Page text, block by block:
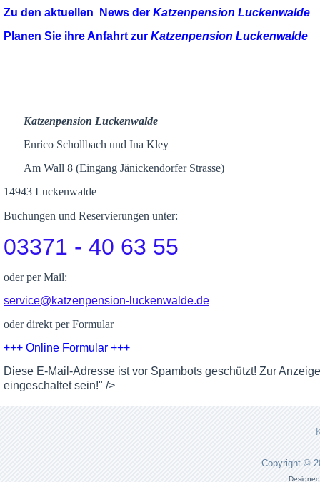
Zu den aktuellen News der Katzenpension Luckenwalde
Planen Sie ihre Anfahrt zur Katzenpension Luckenwalde
Katzenpension Luckenwalde
Enrico Schollbach und Ina Kley
Am Wall 8 (Eingang Jänickendorfer Strasse)
14943 Luckenwalde
Buchungen und Reservierungen unter:
03371 - 40 63 55
oder per Mail:
service@katzenpension-luckenwalde.de
oder direkt per Formular
+++ Online Formular +++
Diese E-Mail-Adresse ist vor Spambots geschützt! Zur
eingeschaltet sein!" />
Copyright ©